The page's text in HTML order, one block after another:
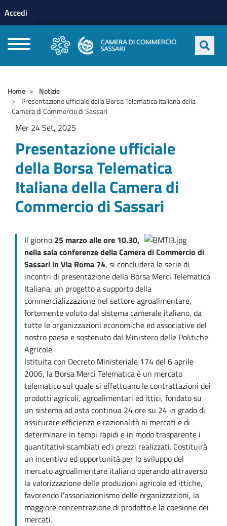
profilo utente
Accedi
Home
Notizie
Presentazione ufficiale della Borsa Telematica Italiana della
Camera di Commercio di Sassari
Mer 24 Set, 2025
Presentazione ufficiale
della Borsa Telematica
Italiana della Camera di
Commercio di Sassari
Il giorno 25 marzo alle ore 10.30,
nella sala conferenze della Camera di Commercio di
Sassari in Via Roma 74, si concluderà la serie di
incontri di presentazione della Borsa Merci Telematica
Italiana, un progetto a supporto della
commercializzazione nel settore agroalimentare,
fortemente voluto dal sistema camerale italiano, da
tutte le organizzazioni economiche ed associative del
nostro paese e sostenuto dal Ministero delle Politiche
Agricole
Istituita con Decreto Ministeriale 174 del 6 aprile
2006, la Borsa Merci Telematica è un mercato
telematico sul quale si effettuano le contrattazioni dei
prodotti agricoli, agroalimentari ed ittici, fondato su
un sistema ad asta continua 24 ore su 24 in grado di
assicurare efficienza e razionalità ai mercati e di
determinare in tempi rapidi e in modo trasparente i
quantitativi scambiati ed i prezzi realizzati. Costituirà
un incentivo ed opportunità per lo sviluppo del
mercato agroalimentare italiano operando attraverso
la valorizzazione delle produzioni agricole ed ittiche,
favorendo l'associazionismo delle organizzazioni, la
maggiore concentrazione di prodotto e la coesione dei
mercati.